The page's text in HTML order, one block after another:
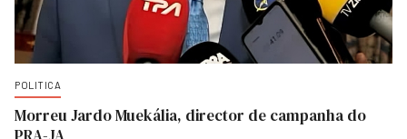
POLITICA
Morreu Jardo Muekália, director de campanha do